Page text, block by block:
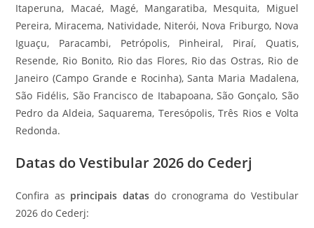
Itaperuna, Macaé, Magé, Mangaratiba, Mesquita, Miguel
Pereira, Miracema, Natividade, Niterói, Nova Friburgo, Nova
Iguaçu, Paracambi, Petrópolis, Pinheiral, Piraí, Quatis,
Resende, Rio Bonito, Rio das Flores, Rio das Ostras, Rio de
Janeiro (Campo Grande e Rocinha), Santa Maria Madalena,
São Fidélis, São Francisco de Itabapoana, São Gonçalo, São
Pedro da Aldeia, Saquarema, Teresópolis, Três Rios e Volta
Redonda.
Datas do Vestibular 2026 do Cederj
Confira as principais datasdo cronograma do Vestibular
2026 do Cederj: